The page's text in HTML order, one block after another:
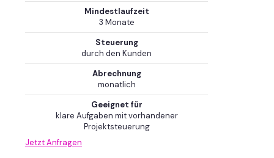
Mindestlaufzeit
3 Monate
Steuerung
durch den Kunden
Abrechnung
monatlich
Geeignet für
klare Aufgaben mit vorhandener
Projektsteuerung
Jetzt Anfragen